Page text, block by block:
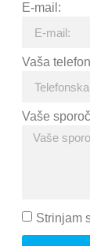
E-mail:
Vaša
Vaše
Strinjam